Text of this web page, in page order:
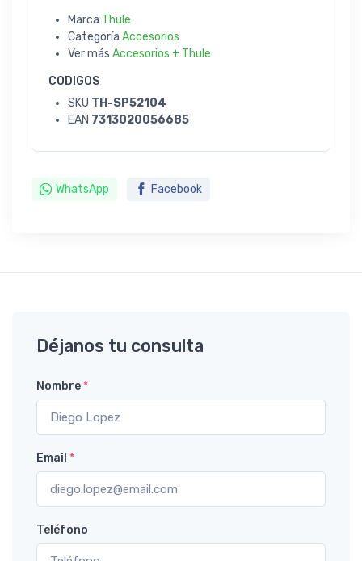
Marca Thule
Categoría Accesorios
Ver más Accesorios + Thule
CODIGOS
SKU TH-SP52104
EAN 7313020056685
WhatsApp Facebook
Déjanos tu consulta
Nombre*
Email *
Teléfono